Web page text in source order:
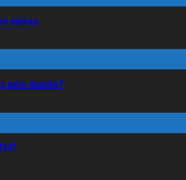
países
pelo mundo?